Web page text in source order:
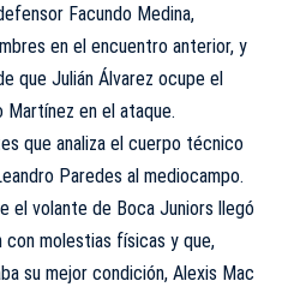
Facundo Medina,
en el encuentro anterior, y
que Julián Álvarez ocupe el
en el ataque.
que analiza el cuerpo técnico
Paredes al mediocampo.
el volante de Boca Juniors llegó
con molestias físicas y que,
su mejor condición, Alexis Mac